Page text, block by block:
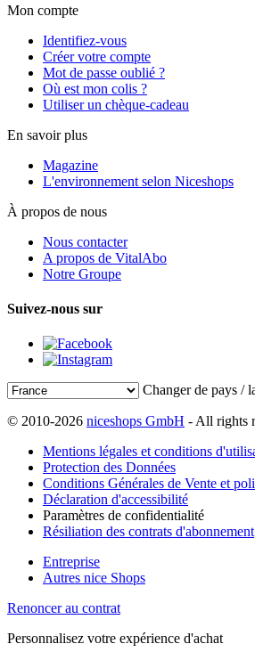
Mon compte
Identifiez-vous
Créer votre compte
Mot de passe oublié ?
Où est mon colis ?
Utiliser un chèque-cadeau
En savoir plus
Magazine
L'environnement selon Niceshops
À propos de nous
Nous contacter
A propos de VitalAbo
Notre Groupe
Suivez-nous sur
Changer de pays /
© 2010-2026 niceshops GmbH - All rights
Mentions légales et conditions
Protection des Données
Conditions Générales de Vente et
Déclaration d'accessibilité
Paramètres de confidentialité
Résiliation des contrats d'abonnement
Entreprise
Autres nice Shops
Renoncer au contrat
Personnalisez votre expérience d'achat